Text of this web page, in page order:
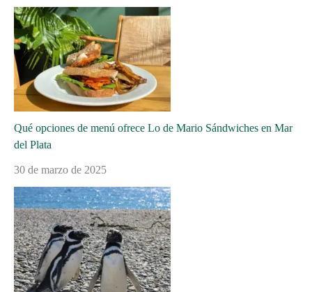
Qué opciones de menú ofrece Lo de Mario Sándwiches en Mar
del Plata
30 de marzo de 2025